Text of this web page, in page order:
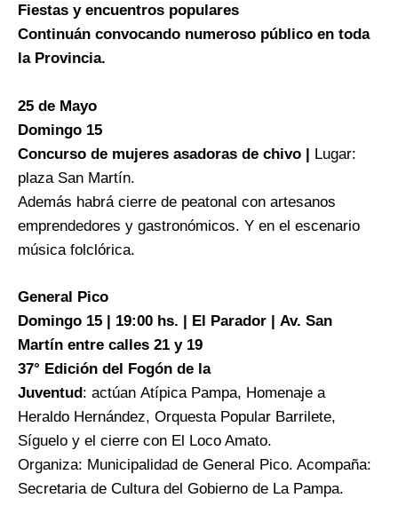
Fiestas y encuentros populares
Continuán convocando numeroso público en toda
la Provincia.
25 de Mayo
Domingo 15
Concurso de mujeres asadoras de chivo | Lugar:
plaza San Martín.
Además habrá cierre de peatonal con artesanos
emprendedores y gastronómicos. Y en el escenario
música folclórica.
General Pico
Domingo 15 | 19:00 hs. | El Parador | Av. San
Martín entre calles 21 y 19
37° Edición del Fogón de la
Juventud: actúan Atípica Pampa, Homenaje a
Heraldo Hernández, Orquesta Popular Barrilete,
Síguelo y el cierre con El Loco Amato.
Organiza: Municipalidad de General Pico. Acompaña:
Secretaria de Cultura del Gobierno de La Pampa.